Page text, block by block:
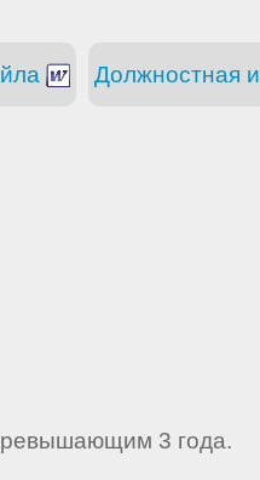
Должностная
3 года.